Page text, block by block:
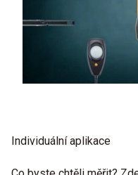
Individuální aplikace